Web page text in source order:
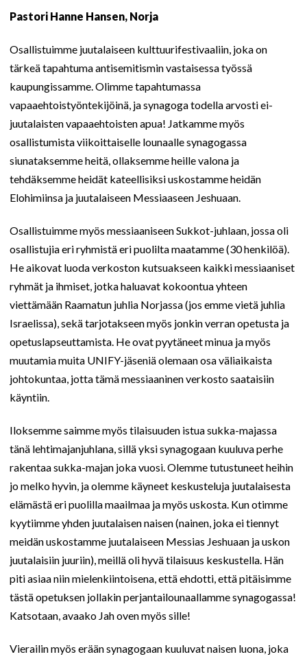
Pastori Hanne Hansen, Norja
Osallistuimme juutalaiseen kulttuurifestivaaliin, joka on
tärkeä tapahtuma antisemitismin vastaisessa työssä
kaupungissamme. Olimme tapahtumassa
vapaaehtoistyöntekijöinä, ja synagoga todella arvosti ei-
juutalaisten vapaaehtoisten apua! Jatkamme myös
osallistumista viikoittaiselle lounaalle synagogassa
siunataksemme heitä, ollaksemme heille valona ja
tehdäksemme heidät kateellisiksi uskostamme heidän
Elohimiinsa ja juutalaiseen Messiaaseen Jeshuaan.
Osallistuimme myös messiaaniseen Sukkot-juhlaan, jossa oli
osallistujia eri ryhmistä eri puolilta maatamme (30 henkilöä).
He aikovat luoda verkoston kutsuakseen kaikki messiaaniset
ryhmät ja ihmiset, jotka haluavat kokoontua yhteen
viettämään Raamatun juhlia Norjassa (jos emme vietä juhlia
Israelissa), sekä tarjotakseen myös jonkin verran opetusta ja
opetuslapseuttamista. He ovat pyytäneet minua ja myös
muutamia muita UNIFY-jäseniä olemaan osa väliaikaista
johtokuntaa, jotta tämä messiaaninen verkosto saataisiin
käyntiin.
Iloksemme saimme myös tilaisuuden istua sukka-majassa
tänä lehtimajanjuhlana, sillä yksi synagogaan kuuluva perhe
rakentaa sukka-majan joka vuosi. Olemme tutustuneet heihin
jo melko hyvin, ja olemme käyneet keskusteluja juutalaisesta
elämästä eri puolilla maailmaa ja myös uskosta. Kun otimme
kyytiimme yhden juutalaisen naisen (nainen, joka ei tiennyt
meidän uskostamme juutalaiseen Messias Jeshuaan ja uskon
juutalaisiin juuriin), meillä oli hyvä tilaisuus keskustella. Hän
piti asiaa niin mielenkiintoisena, että ehdotti, että pitäisimme
tästä opetuksen jollakin perjantailounaallamme synagogassa!
Katsotaan, avaako Jah oven myös sille!
Vierailin myös erään synagogaan kuuluvat naisen luona, joka